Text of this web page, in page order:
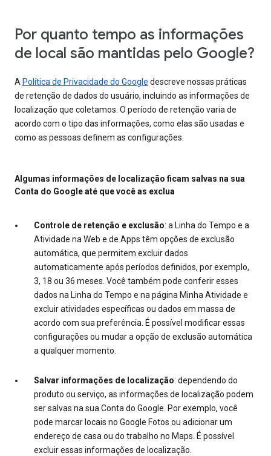
Por quanto tempo as informações
de local são mantidas pelo Google?
A Política de Privacidade do Google descreve nossas práticas
de retenção de dados do usuário, incluindo as informações de
localização que coletamos. O período de retenção varia de
acordo com o tipo das informações, como elas são usadas e
como as pessoas definem as configurações.
Algumas informações de localização ficam salvas na sua
Conta do Google até que você as exclua
Controle de retenção e exclusão: a Linha do Tempo e a
Atividade na Web e de Apps têm opções de exclusão
automática, que permitem excluir dados
automaticamente após períodos definidos, por exemplo,
3, 18 ou 36 meses. Você também pode conferir esses
dados na Linha do Tempo e na página Minha Atividade e
excluir atividades específicas ou dados em massa de
acordo com sua preferência. É possível modificar essas
configurações ou mudar a opção de exclusão automática
a qualquer momento.
Salvar informações de localização: dependendo do
produto ou serviço, as informações de localização podem
ser salvas na sua Conta do Google. Por exemplo, você
pode marcar locais no Google Fotos ou adicionar um
endereço de casa ou do trabalho no Maps. É possível
excluir essas informações de localização.